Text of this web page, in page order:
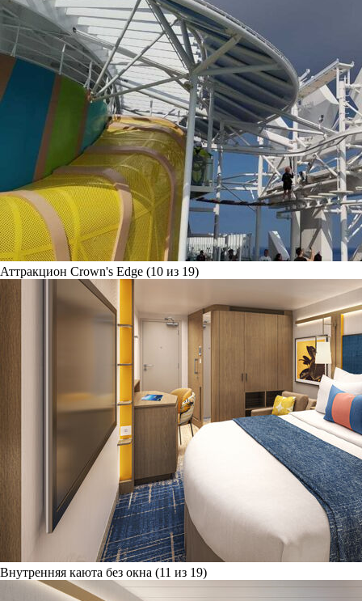
Аттракцион Crown's Edge (10 из 19)
Внутренняя каюта без окна (11 из 19)